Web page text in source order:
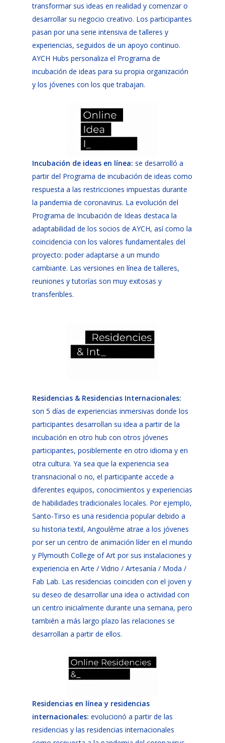
transformar sus ideas en realidad y comenzar o
desarrollar su negocio creativo. Los participantes
pasan por una serie intensiva de talleres y
experiencias, seguidos de un apoyo continuo.
AYCH Hubs personaliza el Programa de
incubación de ideas para su propia organización
y los jóvenes con los que trabajan.
Incubación de ideas en línea: se desarrolló a
partir del Programa de incubación de ideas como
respuesta a las restricciones impuestas durante
la pandemia de coronavirus. La evolución del
Programa de Incubación de Ideas destaca la
adaptabilidad de los socios de AYCH, así como la
coincidencia con los valores fundamentales del
proyecto: poder adaptarse a un mundo
cambiante. Las versiones en línea de talleres,
reuniones y tutorías son muy exitosas y
transferibles.
Residencias & Residencias Internacionales:
son 5 días de experiencias inmersivas donde los
participantes desarrollan su idea a partir de la
incubación en otro hub con otros jóvenes
participantes, posiblemente en otro idioma y en
otra cultura. Ya sea que la experiencia sea
transnacional o no, el participante accede a
diferentes equipos, conocimientos y experiencias
de habilidades tradicionales locales. Por ejemplo,
Santo-Tirso es una residencia popular debido a
su historia textil, Angoulême atrae a los jóvenes
por ser un centro de animación líder en el mundo
y Plymouth College of Art por sus instalaciones y
experiencia en Arte / Vidrio / Artesanía / Moda /
Fab Lab. Las residencias coinciden con el joven y
su deseo de desarrollar una idea o actividad con
un centro inicialmente durante una semana, pero
también a más largo plazo las relaciones se
desarrollan a partir de ellos.
Residencias en línea y residencias
internacionales: evolucionó a partir de las
residencias y las residencias internacionales